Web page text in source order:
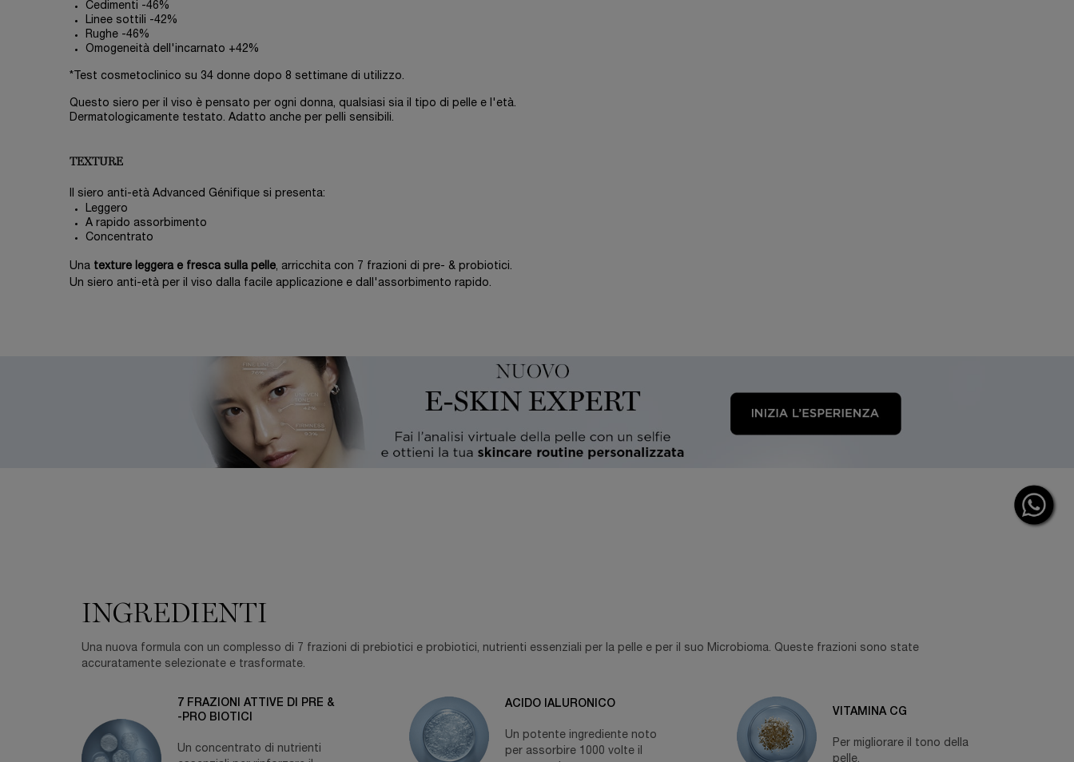
Cedimenti -46%
Linee sottili -42%
Rughe -46%
Omogeneità dell'incarnato +42%
*Test cosmetoclinico su 34 donne dopo 8 settimane di utilizzo.
Questo siero per il viso è pensato per ogni donna, qualsiasi sia il tipo di pelle e l'età.
Dermatologicamente testato. Adatto anche per pelli sensibili.
TEXTURE
Il siero anti-età Advanced Génifique si presenta:
Leggero
A rapido assorbimento
Concentrato
Una texture leggera e fresca sulla pelle, arricchita con 7 frazioni di pre- & probiotici.
Un siero anti-età per il viso dalla facile applicazione e dall'assorbimento rapido.
INGREDIENTI
Una nuova formula con un complesso di 7 frazioni di prebiotici e probiotici, nutrienti essenziali per la pelle e per il suo Microbioma. Queste frazioni sono state
accuratamente selezionate e trasformate.
7 FRAZIONI ATTIVE DI PRE &
-PRO BIOTICI
Un concentrato di nutrienti
ACIDO IALURONICO
Un potente ingrediente noto
per assorbire 1000 volte il
VITAMINA CG
Per migliorare il tono della
pelle.